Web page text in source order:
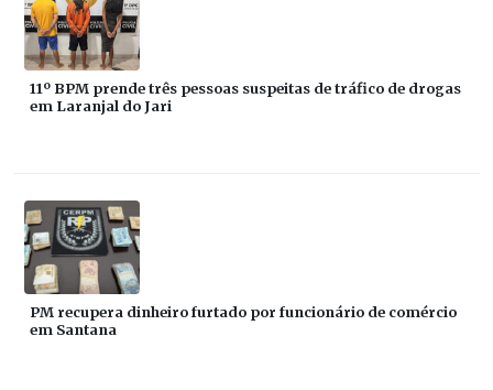
11º BPM prende três pessoas suspeitas de tráfico de drogas
em Laranjal do Jari
PM recupera dinheiro furtado por funcionário de comércio
em Santana